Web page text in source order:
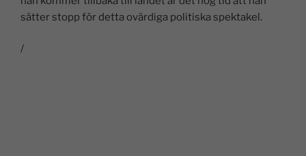
sätter stopp för detta ovärdiga politiska spektakel.
/